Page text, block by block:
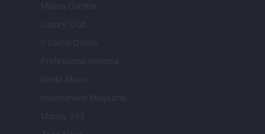
Milano Cortina
Luxury Club
Il Calcio Online
Professione mamma
World Music
Investimenti Magazine
Money 365